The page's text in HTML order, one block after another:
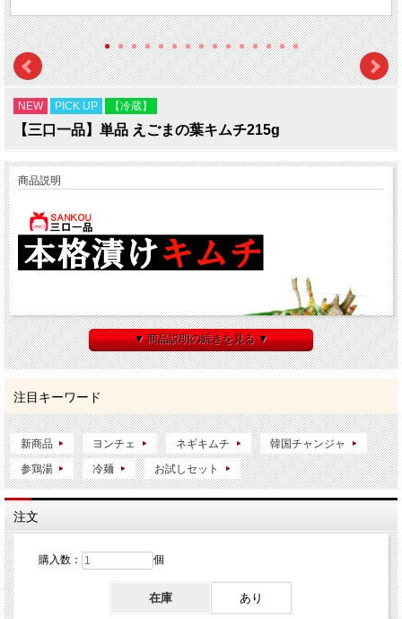
NEW PICK UP 【冷蔵】
【三口一品】単品 えごまの葉キムチ215g
商品説明
▼ 商品説明の続きを見る ▼
注目キーワード
新商品 ヨンチェ ネギキムチ 韓国チャンジャ
参鶏湯 冷麺 お試しセット
注文
購入数： 個
在庫 あり